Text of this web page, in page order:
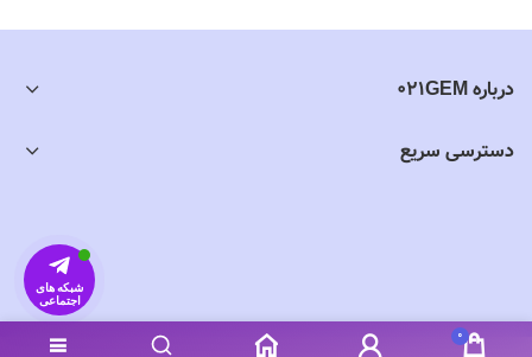
درباره 021GEM
دسترسی سریع
0
شبکه های
اجتماعی